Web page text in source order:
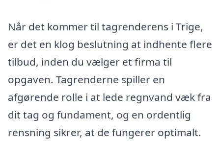
Når det kommer til tagrenderens i Trige,
er det en klog beslutning at indhente flere
tilbud, inden du vælger et firma til
opgaven. Tagrenderne spiller en
afgørende rolle i at lede regnvand væk fra
dit tag og fundament, og en ordentlig
rensning sikrer, at de fungerer optimalt.